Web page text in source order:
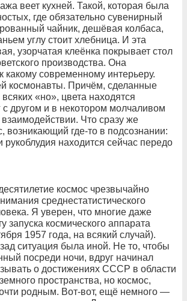
веет кухней. Такой, которая была
где обязательно сувенирный
чайник, дешёвая колбаса,
углу стоит хлебница. И эта
узорчатая клеёнка покрывает стол
производства. Она
какому современному интерьеру.
космонавты. Причём, сделанные
«но», цвета находятся
с другом и в некотором молчаливом
взаимодействии. Что сразу же
возникающий где-то в подсознании:
рукоблудия находится сейчас передо
космос чрезвычайно
среднестатистического
Я уверен, что многие даже
запуска космического аппарата
1957 года, на всякий случай).
ситуация была иной. Не то, чтобы
посреди ночи, вдруг начинал
о достижениях СССР в области
пространства, но космос,
родным. Вот-вот, ещё немного —